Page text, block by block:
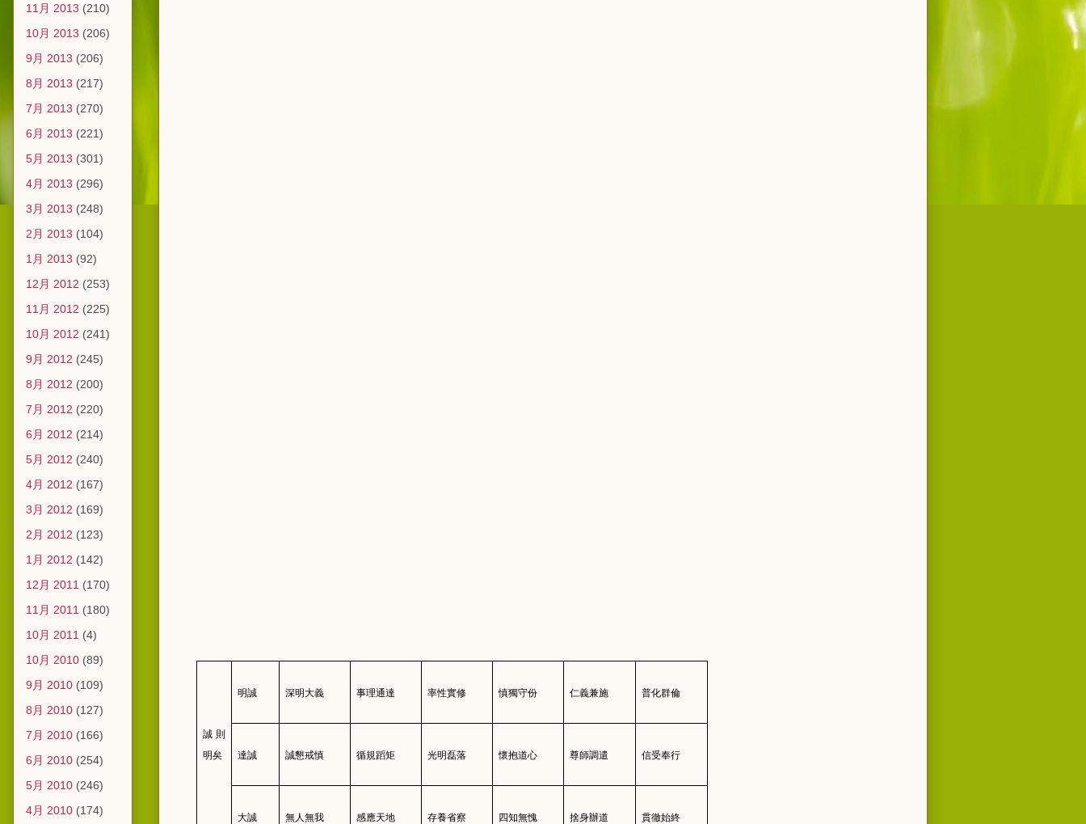
誠則
明矣
明誠 深明大義 事理通達 率性實修 慎獨守份 仁義兼施 普化群倫
達誠 誠懇戒慎 循規蹈矩 光明磊落 懷抱道心 尊師調遣 信受奉行
大誠 無人無我 感應天地 存養省察 四知無愧 捨身辦道 貫徹始終
11月 2013 (210)
10月 2013 (206)
9月 2013 (206)
8月 2013 (217)
7月 2013 (270)
6月 2013 (221)
5月 2013 (301)
4月 2013 (296)
3月 2013 (248)
2月 2013 (104)
1月 2013 (92)
12月 2012 (253)
11月 2012 (225)
10月 2012 (241)
9月 2012 (245)
8月 2012 (200)
7月 2012 (220)
6月 2012 (214)
5月 2012 (240)
4月 2012 (167)
3月 2012 (169)
2月 2012 (123)
1月 2012 (142)
12月 2011 (170)
11月 2011 (180)
10月 2011 (4)
10月 2010 (89)
9月 2010 (109)
8月 2010 (127)
7月 2010 (166)
6月 2010 (254)
5月 2010 (246)
4月 2010 (174)